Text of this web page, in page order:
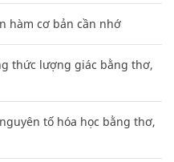
hàm cơ bản cần nhớ
thức lượng giác bằng thơ,
tố hóa học bằng thơ,